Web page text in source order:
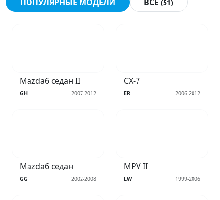
ПОПУЛЯРНЫЕ МОДЕЛИ ВСЕ (51)
Mazda6 седан II
GH 2007-2012
CX-7
ER 2006-2012
Mazda6 седан
GG 2002-2008
MPV II
LW 1999-2006